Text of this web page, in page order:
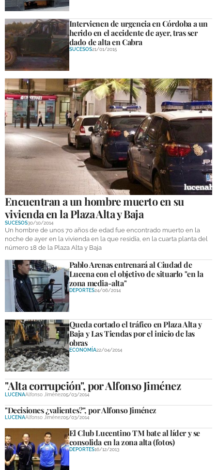
Intervienen de urgencia en Córdoba a un
herido en el accidente de ayer, tras ser
dado de alta en Cabra
SUCESOS21/01/2015
Encuentran a un hombre muerto en su
vivienda en la Plaza Alta y Baja
SUCESOS30/10/2014
Un hombre de unos 70 años de edad fue encontrado muerto en la
noche de ayer en la vivienda en la que residía, en la cuarta planta del
número 18 de la Plaza Alta y Baja
Pablo Arenas entrenará al Ciudad de
Lucena con el objetivo de situarlo "en la
zona media-alta"
DEPORTES24/06/2014
Queda cortado el tráfico en Plaza Alta y
Baja y Las Tiendas por el inicio de las
obras
ECONOMÍA22/04/2014
"Alta corrupción", por Alfonso Jiménez
LUCENAAlfonso Jiménez05/03/2014
"Decisiones ¿valientes?", por Alfonso Jiménez
LUCENAAlfonso Jiménez05/03/2014
El Club Lucentino TM bate al líder y se
consolida en la zona alta (fotos)
DEPORTES16/12/2013